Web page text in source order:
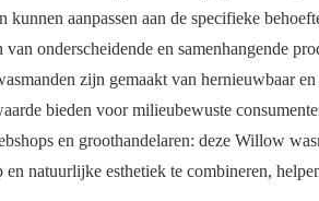
aanpassen aan de specifieke
onderscheidende en samenhangende
zijn gemaakt van
bieden voor milieubewuste
en groothandelaren: deze Willow
natuurlijke esthetiek te combineren,